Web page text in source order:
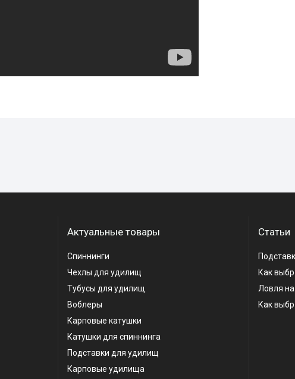
Актуальные товары
Спиннинги
Чехлы для удилищ
Тубусы для удилищ
Воблеры
Карповые катушки
Катушки для спиннинга
Подставки для удилищ
Карповые удилища
Статьи
Как
Ловля
Как